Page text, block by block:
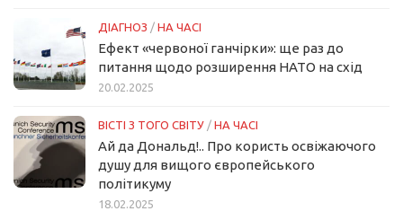
ДІАГНОЗ / НА ЧАСІ
Ефект «червоної ганчірки»: ще раз до
питання щодо розширення НАТО на схід
20.02.2025
ВІСТІ З ТОГО СВІТУ / НА ЧАСІ
Ай да Дональд!.. Про користь освіжаючого
душу для вищого європейського
політикуму
18.02.2025